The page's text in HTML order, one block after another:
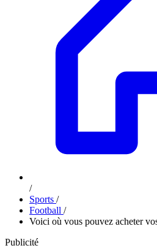
/
Sports /
Football /
Voici où vous pouvez acheter
Publicité